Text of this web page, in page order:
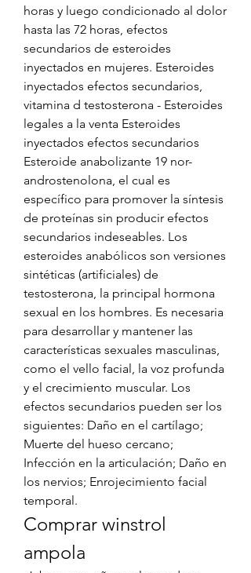
horas y luego condicionado al dolor
hasta las 72 horas, efectos
secundarios de esteroides
inyectados en mujeres. Esteroides
inyectados efectos secundarios,
vitamina d testosterona - Esteroides
legales a la venta Esteroides
inyectados efectos secundarios
Esteroide anabolizante 19 nor-
androstenolona, el cual es
específico para promover la síntesis
de proteínas sin producir efectos
secundarios indeseables. Los
esteroides anabólicos son versiones
sintéticas (artificiales) de
testosterona, la principal hormona
sexual en los hombres. Es necesaria
para desarrollar y mantener las
características sexuales masculinas,
como el vello facial, la voz profunda
y el crecimiento muscular. Los
efectos secundarios pueden ser los
siguientes: Daño en el cartílago;
Muerte del hueso cercano;
Infección en la articulación; Daño en
los nervios; Enrojecimiento facial
temporal.
Comprar winstrol
ampola